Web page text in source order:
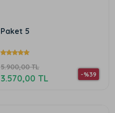
Paket 5
5.900,00 TL
-%39
3.570,00 TL